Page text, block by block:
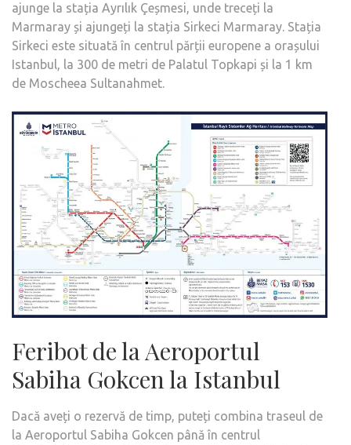
ajunge la stația Ayrılık Çeșmesi, unde treceți la
Marmaray și ajungeți la stația Sirkeci Marmaray. Stația
Sirkeci este situată în centrul părții europene a orașului
Istanbul, la 300 de metri de Palatul Topkapi și la 1 km
de Moscheea Sultanahmet.
Feribot de la Aeroportul
Sabiha Gokcen la Istanbul
Dacă aveți o rezervă de timp, puteți combina traseul de
la Aeroportul Sabiha Gokcen până în centrul